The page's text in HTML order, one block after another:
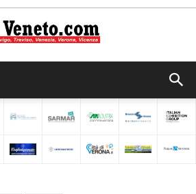
del